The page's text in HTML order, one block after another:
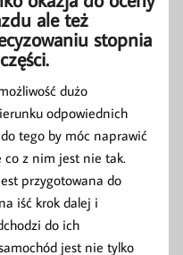
ale też
stopnia
dużo
odpowiednich
tego by móc naprawić
co z nim jest nie tak.
przygotowana do
iść krok dalej i
do ich
jest nie tylko